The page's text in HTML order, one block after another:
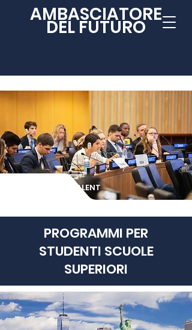
AMBASCIATORE
DEL FUTURO
EMPOWER YOUR TALENT
PROGRAMMI PER
STUDENTI SCUOLE
SUPERIORI